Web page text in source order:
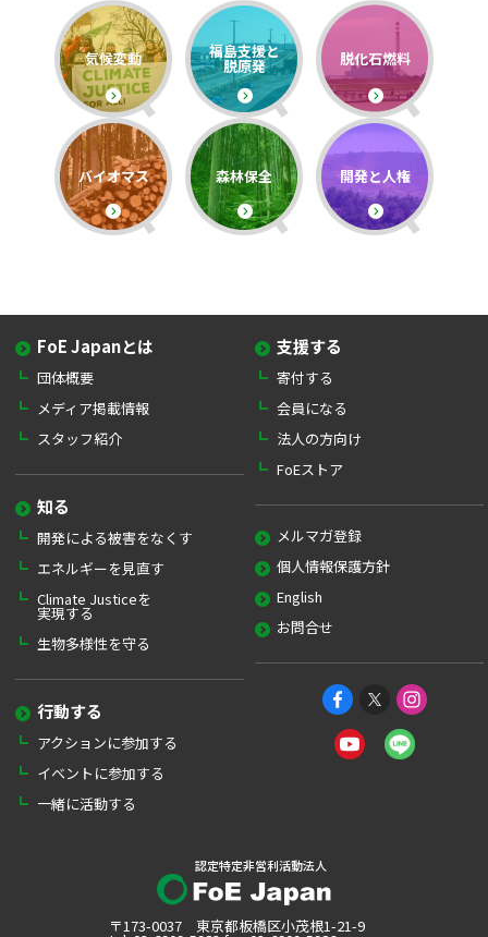
気候変動 福島支援と
脱原発 脱化石燃料
バイオマス 森林保全 開発と人権
FoE Japanとは
団体概要
メディア掲載情報
スタッフ紹介
知る
開発による被害をなくす
エネルギーを見直す
Climate Justiceを
実現する
生物多様性を守る
行動する
アクションに参加する
イベントに参加する
一緒に活動する
支援する
寄付する
会員になる
法人の方向け
FoEストア
メルマガ登録
個人情報保護方針
English
お問合せ
認定特定非営利活動法人
〒173-0037 東京都板橋区小茂根1-21-9